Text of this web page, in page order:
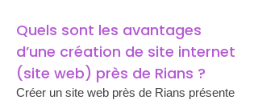
Quels sont les avantages
d’une création de site internet
(site web) près de Rians ?
Créer un site web près de Rians présente